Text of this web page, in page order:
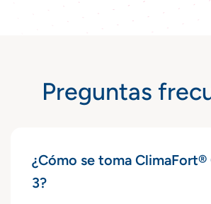
Preguntas
¿Cómo se toma ClimaFort®
3?